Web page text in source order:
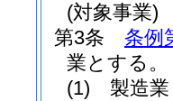
(対象事業)
第3条
条例
業とする。
(1)
製造業